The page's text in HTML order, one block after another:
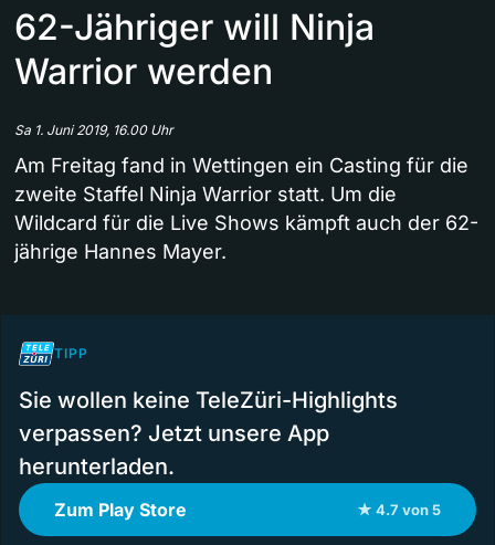
62-Jähriger will Ninja
Warrior werden
Sa 1. Juni 2019, 16.00 Uhr
Am Freitag fand in Wettingen ein Casting für die
zweite Staffel Ninja Warrior statt. Um die
Wildcard für die Live Shows kämpft auch der 62-
jährige Hannes Mayer.
TIPP
Sie wollen keine TeleZüri-Highlights
verpassen? Jetzt unsere App
herunterladen.
Zum Play Store ★ 4.7 von 5